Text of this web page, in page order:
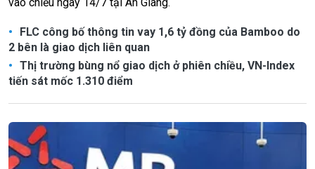
FLC công bố thông tin vay 1,6 tỷ đồng của Bamboo do
2 bên là giao dịch liên quan
Thị trường bùng nổ giao dịch ở phiên chiều, VN-Index
tiến sát mốc 1.310 điểm